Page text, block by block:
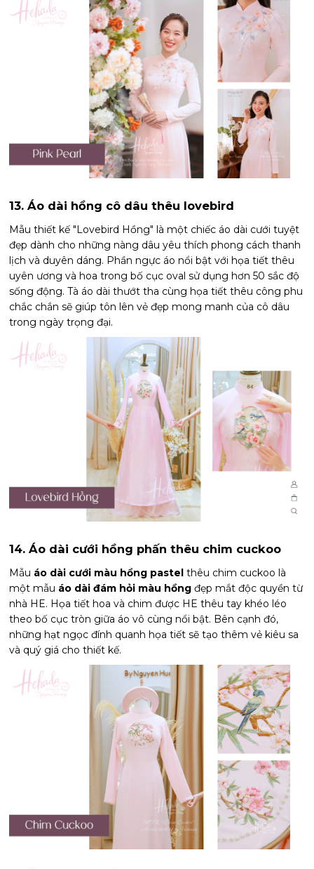
13. Áo dài hồng cô dâu thêu lovebird
Mẫu thiết kế "Lovebird Hồng" là một chiếc áo dài cưới tuyệt
đẹp dành cho những nàng dâu yêu thích phong cách thanh
lịch và duyên dáng. Phần ngực áo nổi bật với họa tiết thêu
uyên ương và hoa trong bố cục oval sử dụng hơn 50 sắc độ
sống động. Tà áo dài thướt tha cùng họa tiết thêu công phu
chắc chắn sẽ giúp tôn lên vẻ đẹp mong manh của cô dâu
trong ngày trọng đại.
14. Áo dài cưới hồng phấn thêu chim cuckoo
Mẫu áo dài cưới màu hồng pastel thêu chim cuckoo là
một mẫu áo dài đám hỏi màu hồng đẹp mắt độc quyền từ
nhà HE. Họa tiết hoa và chim được HE thêu tay khéo léo
theo bố cục tròn giữa áo vô cùng nổi bật. Bên cạnh đó,
những hạt ngọc đính quanh họa tiết sẽ tạo thêm vẻ kiêu sa
và quý giá cho thiết kế.